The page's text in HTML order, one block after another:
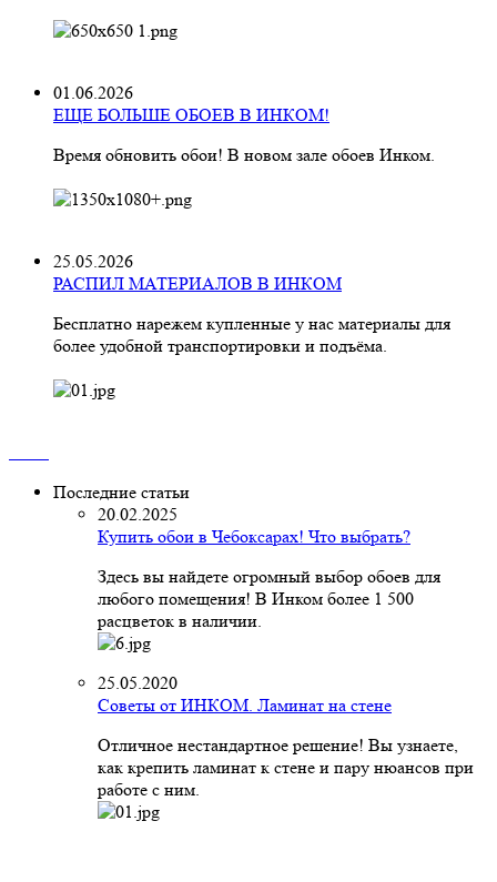
01.06.2026
ЕЩЕ БОЛЬШЕ ОБОЕВ В ИНКОМ!
Время обновить обои! В новом зале обоев Инком.
25.05.2026
РАСПИЛ МАТЕРИАЛОВ В ИНКОМ
Бесплатно нарежем купленные у нас материалы для
более удобной транспортировки и подъёма.
Последние статьи
20.02.2025
Купить обои в Чебоксарах! Что выбрать?
Здесь вы найдете огромный выбор обоев для
любого помещения! В Инком более 1 500
расцветок в наличии.
25.05.2020
Советы от ИНКОМ. Ламинат на стене
Отличное нестандартное решение! Вы узнаете,
как крепить ламинат к стене и пару нюансов при
работе с ним.